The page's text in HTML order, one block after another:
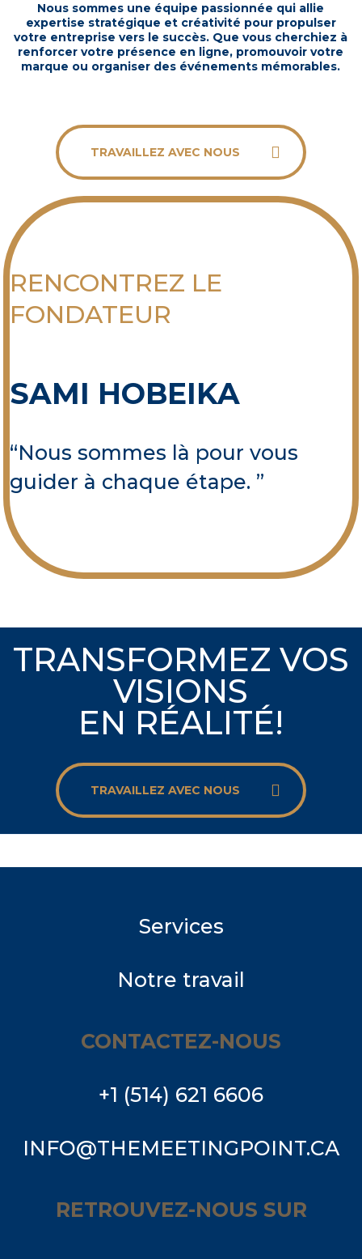
Nous sommes une équipe passionnée qui allie
expertise stratégique et créativité pour propulser
votre entreprise vers le succès. Que vous cherchiez à
renforcer votre présence en ligne, promouvoir votre
marque ou organiser des événements mémorables.
TRAVAILLEZ AVEC NOUS
RENCONTREZ LE
FONDATEUR
SAMI HOBEIKA
“Nous sommes là pour vous
guider à chaque étape. ”
TRANSFORMEZ VOS
VISIONS
EN RÉALITÉ!
TRAVAILLEZ AVEC NOUS
Services
Notre travail
CONTACTEZ-NOUS
+1 (514) 621 6606
INFO@THEMEETINGPOINT.CA
RETROUVEZ-NOUS SUR